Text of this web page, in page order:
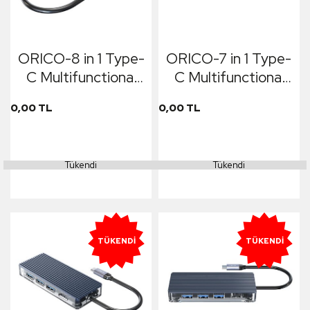
ORICO-8 in 1 Type-
C Multifunctional
0,00 TL
Tükendi
ORICO-7 in 1 Type-
C Multifunctional
0,00 TL
Tükendi
TÜKENDI TÜKENDI